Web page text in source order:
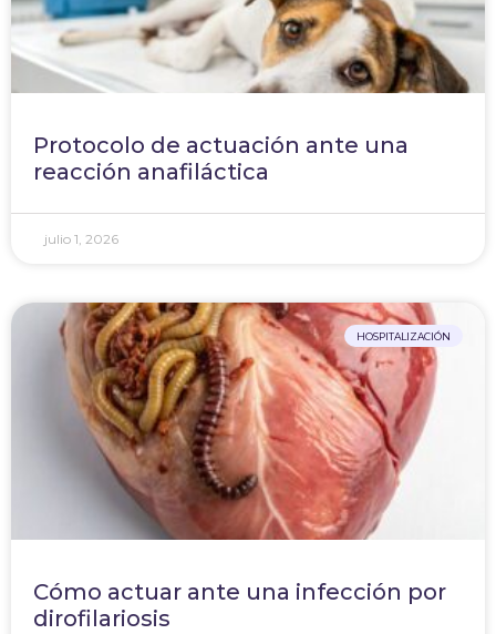
Protocolo de actuación ante una
reacción anafiláctica
julio 1, 2026
HOSPITALIZACIÓN
Cómo actuar ante una infección por
dirofilariosis